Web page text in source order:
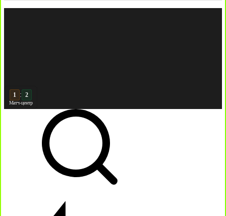
2 : 2
Матч-центр